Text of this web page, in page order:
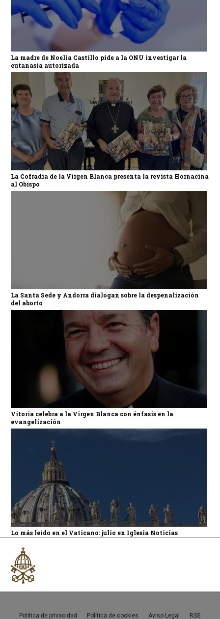
La madre de Noelia Castillo pide a la ONU investigar la
eutanasia autorizada
La Cofradía de la Virgen Blanca presenta la revista Hornacina
al Obispo
La Santa Sede y Andorra dialogan sobre la despenalización
del aborto
Vitoria celebra a la Virgen Blanca con énfasis en la
evangelización
Lo más leído en el Vaticano: julio en Iglesia Noticias
Política de privacidad Política de cookies Aviso Legal RSS